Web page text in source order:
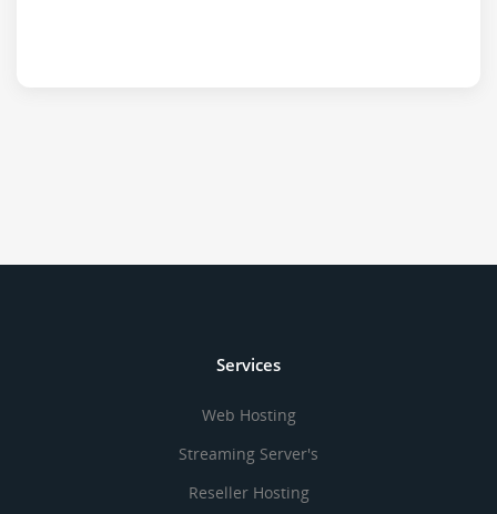
Services
Web Hosting
Streaming Server's
Reseller Hosting